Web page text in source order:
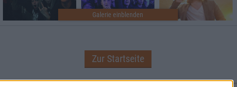
Zur Startseite